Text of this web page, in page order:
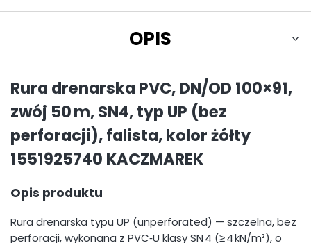
OPIS
Rura drenarska PVC, DN/OD 100×91,
zwój 50 m, SN4, typ UP (bez
perforacji), falista, kolor żółty
1551925740 KACZMAREK
Opis produktu
Rura drenarska typu UP (unperforated) — szczelna, bez
perforacji, wykonana z PVC‑U klasy SN 4 (≥ 4 kN/m²), o